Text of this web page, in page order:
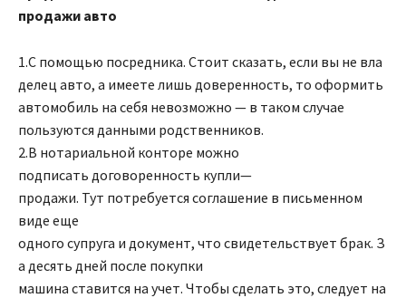
продажи авто
1.С помощью посредника. Стоит сказать, если вы не вла
делец авто, а имеете лишь доверенность, то оформить
автомобиль на себя невозможно — в таком случае
пользуются данными родственников.
2.В нотариальной конторе можно
подписать договоренность купли—
продажи. Тут потребуется соглашение в письменном
виде еще
одного супруга и документ, что свидетельствует брак. З
а десять дней после покупки
машина ставится на учет. Чтобы сделать это, следует на